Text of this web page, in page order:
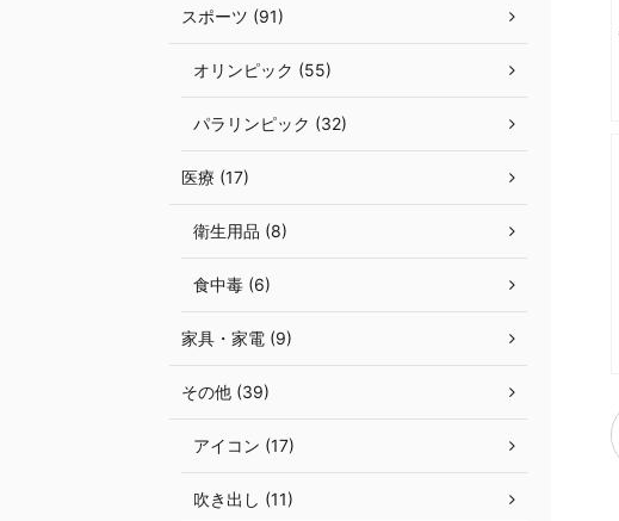
スポーツ (91)
オリンピック (55)
パラリンピック (32)
医療 (17)
衛生用品 (8)
食中毒 (6)
家具・家電 (9)
その他 (39)
アイコン (17)
吹き出し (11)